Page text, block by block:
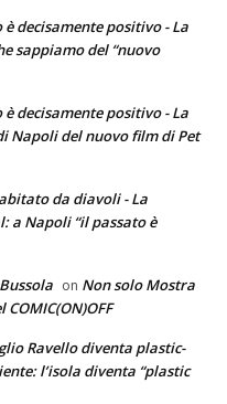
decisamente positivo - La
sappiamo del “nuovo
decisamente positivo - La
Napoli del nuovo film di Pet
da diavoli - La
a Napoli “il passato è
on Non solo Mostra
Ravello diventa plastic-
l’isola diventa “plastic